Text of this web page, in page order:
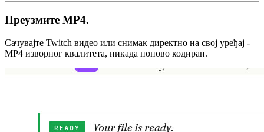
Преузмите MP4.
Сачувајте Twitch видео или снимак директно на свој уређај -
MP4 изворног квалитета, никада поново кодиран.